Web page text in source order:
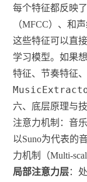
每个特征都反映
（MFCC）、和
这些特征可以直
学习模型。如果
特征、节奏特征
六、底层原理与
注意力机制：音
以Suno为代表的
力机制（Multi-
局部注意力层：